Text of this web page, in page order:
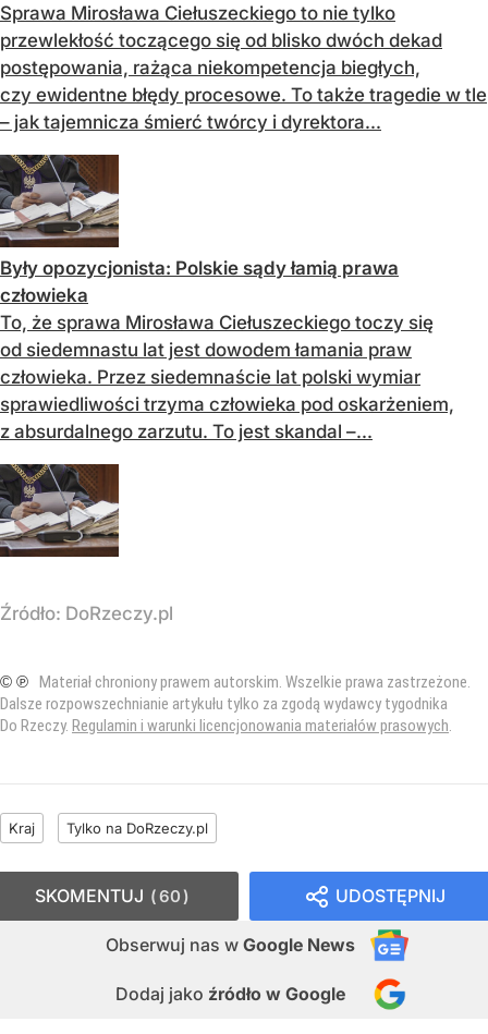
Sprawa Mirosława Ciełuszeckiego to nie tylko
przewlekłość toczącego się od blisko dwóch dekad
postępowania, rażąca niekompetencja biegłych,
czy ewidentne błędy procesowe. To także tragedie w tle
– jak tajemnicza śmierć twórcy i dyrektora...
Były opozycjonista: Polskie sądy łamią prawa
człowieka
To, że sprawa Mirosława Ciełuszeckiego toczy się
od siedemnastu lat jest dowodem łamania praw
człowieka. Przez siedemnaście lat polski wymiar
sprawiedliwości trzyma człowieka pod oskarżeniem,
z absurdalnego zarzutu. To jest skandal –...
Źródło: DoRzeczy.pl
© ℗ Materiał chroniony prawem autorskim. Wszelkie prawa zastrzeżone.
Dalsze rozpowszechnianie artykułu tylko za zgodą wydawcy tygodnika
Do Rzeczy. Regulamin i warunki licencjonowania materiałów prasowych.
Kraj Tylko na DoRzeczy.pl
UDOSTĘPNIJ
Obserwuj nas w Google News
Dodaj jako źródło w Google
SKOMENTUJ 60